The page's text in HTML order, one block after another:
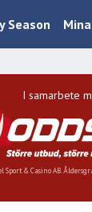
Season
I samarbete
Sport & Casino AB.